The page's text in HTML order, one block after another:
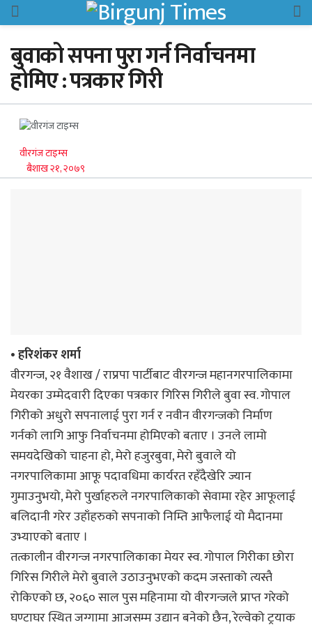
बुवाको सपना पुरा गर्न निर्वाचनमा
होमिए : पत्रकार गिरी
वीरगंज टाइम्स
बैशाख २१, २०७९
• हरिशंकर शर्मा
वीरगन्ज, २१ वैशाख / राप्रपा पार्टीबाट वीरगन्ज महानगरपालिकामा
मेयरका उम्मेदवारी दिएका पत्रकार गिरिस गिरीले बुवा स्व. गोपाल
गिरीको अधुरो सपनालाई पुरा गर्न र नवीन वीरगन्जको निर्माण
गर्नको लागि आफु निर्वाचनमा होमिएको बताए । उनले लामो
समयदेखिको चाहना हो, मेरो हजुरबुवा, मेरो बुवाले यो
नगरपालिकामा आफू पदावधिमा कार्यरत रहँदैखेरि ज्यान
गुमाउनुभयो, मेरो पुर्खाहरुले नगरपालिकाको सेवामा रहेर आफूलाई
बलिदानी गरेर उहाँहरुको सपनाको निम्ति आफैलाई यो मैदानमा
उभ्याएको बताए ।
तत्कालीन वीरगन्ज नगरपालिकाका मेयर स्व. गोपाल गिरीका छोरा
गिरिस गिरीले मेरो बुवाले उठाउनुभएको कदम जस्ताको त्यस्तै
रोकिएको छ, २०६० साल पुस महिनामा यो वीरगन्जले प्राप्त गरेको
घण्टाघर स्थित जग्गामा आजसम्म उद्यान बनेको छैन, रेल्वेको ट्रयाक